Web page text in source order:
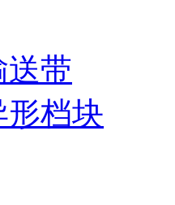
送带
形档块